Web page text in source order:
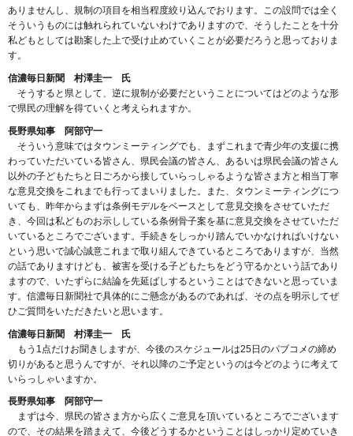
ありませんし、規制の項目を相当程度絞り込んでおります。この設問では全く
そういうものには触れられていないわけでありますので、そうしたことを十分
私どもとしては勘案した上で受け止めていくことが必要だろうと思っておりま
す。
信濃毎日新聞 村澤圭一 氏
そうすると県として、逆に規制が必要だということについてはどのような形
で県民の理解を得ていくと考えられますか。
長野県知事 阿部守一
そういう意味ではタウンミーティングでも、まずこれまで青少年の支援に携
わっていただいている皆さん、県民会議の皆さん、あるいは県民会議の皆さん
以外の子どもたちと日ごろから接していらっしゃるような皆さま方と相当丁寧
な意見交換をこれまでも行ってまいりました。また、タウンミーティングにつ
いても、昨年からまずは条例モデルをベースとして意見交換をさせていただ
き、今回は私どものお示ししている条例骨子案を基に意見交換をさせていただ
いているところでございます。手続きをしっかり踏んでいかなければいけない
という思いで誠心誠意これまで取り組んできているところでありますが、当然
の話でありますけども、被害を受ける子どもたちをどう守るかという話であり
ますので、いたずらに結論を先延ばしするということはできないと思っていま
す。信濃毎日新聞社で具体的にご懸念があるのであれば、その点を明示してぜ
ひご質問をいただきたいと思います。
信濃毎日新聞 村澤圭一 氏
もう1点だけお聞きしますが、今後のスケジュールは25日のパブコメの締め
切りがあると思うんですが、それ以降のご予定というのは今どのように考えて
いらっしゃいますか。
長野県知事 阿部守一
まずは今、県民の皆さま方から広くご意見を頂いているところでございます
ので、その結果を踏まえて、今後どうするかということはしっかり定めていき